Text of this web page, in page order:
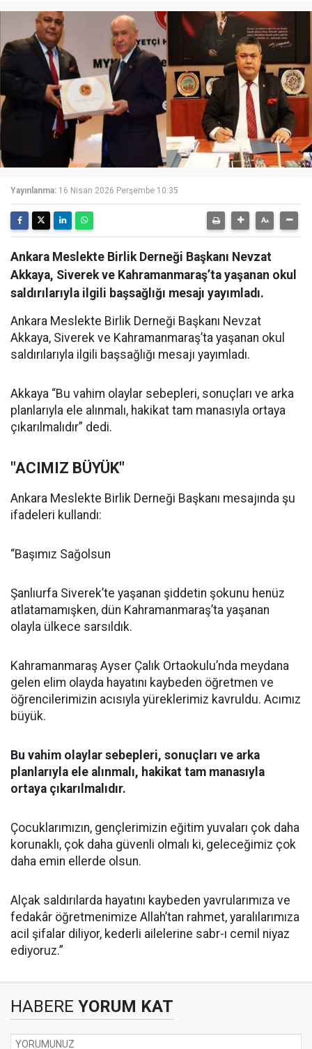
Yayınlanma: 16 Nisan 2026 Perşembe 10:35
Ankara Meslekte Birlik Derneği Başkanı Nevzat
Akkaya, Siverek ve Kahramanmaraş’ta yaşanan okul
saldırılarıyla ilgili başsağlığı mesajı yayımladı.
Ankara Meslekte Birlik Derneği Başkanı Nevzat
Akkaya, Siverek ve Kahramanmaraş’ta yaşanan okul
saldırılarıyla ilgili başsağlığı mesajı yayımladı.
Akkaya “Bu vahim olaylar sebepleri, sonuçları ve arka
planlarıyla ele alınmalı, hakikat tam manasıyla ortaya
çıkarılmalıdır” dedi.
"ACIMIZ BÜYÜK"
Ankara Meslekte Birlik Derneği Başkanı mesajında şu
ifadeleri kullandı:
“Başımız Sağolsun
Şanlıurfa Siverek’te yaşanan şiddetin şokunu henüz
atlatamamışken, dün Kahramanmaraş’ta yaşanan
olayla ülkece sarsıldık.
Kahramanmaraş Ayser Çalık Ortaokulu’nda meydana
gelen elim olayda hayatını kaybeden öğretmen ve
öğrencilerimizin acısıyla yüreklerimiz kavruldu. Acımız
büyük.
Bu vahim olaylar sebepleri, sonuçları ve arka
planlarıyla ele alınmalı, hakikat tam manasıyla
ortaya çıkarılmalıdır.
Çocuklarımızın, gençlerimizin eğitim yuvaları çok daha
korunaklı, çok daha güvenli olmalı ki, geleceğimiz çok
daha emin ellerde olsun.
Alçak saldırılarda hayatını kaybeden yavrularımıza ve
fedakâr öğretmenimize Allah’tan rahmet, yaralılarımıza
acil şifalar diliyor, kederli ailelerine sabr-ı cemil niyaz
ediyoruz.”
HABERE YORUM KAT